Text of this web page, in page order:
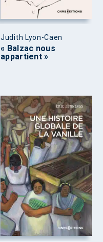
Judith Lyon-Caen
« Balzac nous
appartient »